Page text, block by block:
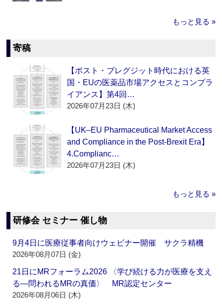
もっと見る »
寄稿
【ポスト・ブレグジット時代における英
国・EUの医薬品市場アクセスとコンプラ
イアンス】第4回…
2026年07月23日 (木)
【UK–EU Pharmaceutical Market Access
and Compliance in the Post-Brexit Era】
4.Complianc…
2026年07月23日 (木)
もっと見る »
研修会 セミナー 催し物
9月4日に医療従事者向けウェビナー開催 サクラ精機
2026年08月07日 (金)
21日にMRフォーラム2026 〈学び続ける力が医療を支え
る―問われるMRの真価〉 MR認定センター
2026年08月06日 (木)